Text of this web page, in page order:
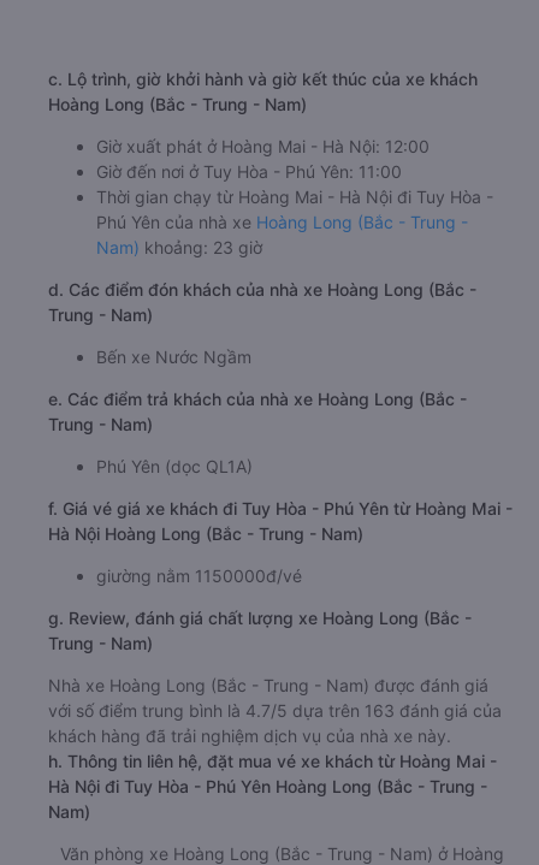
c. Lộ trình, giờ khởi hành và giờ kết thúc của xe khách
Hoàng Long (Bắc - Trung - Nam)
Giờ xuất phát ở Hoàng Mai - Hà Nội: 12:00
Giờ đến nơi ở Tuy Hòa - Phú Yên: 11:00
Thời gian chạy từ Hoàng Mai - Hà Nội đi Tuy Hòa -
Phú Yên của nhà xe Hoàng Long (Bắc - Trung -
Nam) khoảng: 23 giờ
d. Các điểm đón khách của nhà xe Hoàng Long (Bắc -
Trung - Nam)
Bến xe Nước Ngầm
e. Các điểm trả khách của nhà xe Hoàng Long (Bắc -
Trung - Nam)
Phú Yên (dọc QL1A)
f. Giá vé giá xe khách đi Tuy Hòa - Phú Yên từ Hoàng Mai -
Hà Nội Hoàng Long (Bắc - Trung - Nam)
giường nằm 1150000đ/vé
g. Review, đánh giá chất lượng xe Hoàng Long (Bắc -
Trung - Nam)
Nhà xe Hoàng Long (Bắc - Trung - Nam) được đánh giá
với số điểm trung bình là 4.7/5 dựa trên 163 đánh giá của
khách hàng đã trải nghiệm dịch vụ của nhà xe này.
h. Thông tin liên hệ, đặt mua vé xe khách từ Hoàng Mai -
Hà Nội đi Tuy Hòa - Phú Yên Hoàng Long (Bắc - Trung -
Nam)
Văn phòng xe Hoàng Long (Bắc - Trung - Nam) ở Hoàng